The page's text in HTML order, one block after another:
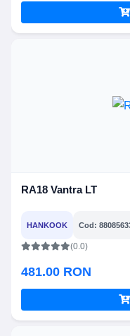
RA18 Vantra LT
HANKOOK Cod:
(0.0)
481.00 RON